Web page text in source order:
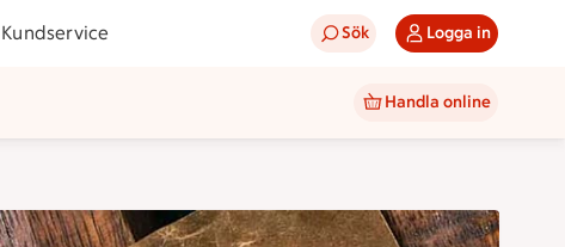
Kundservice Sök Logga in
Handla online